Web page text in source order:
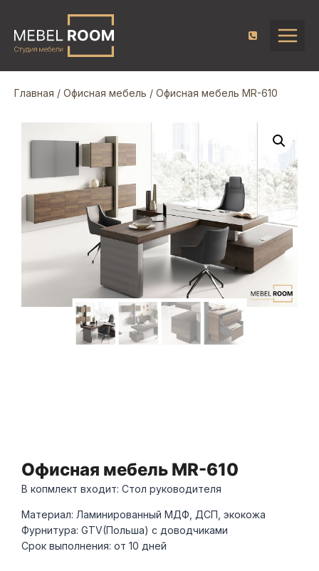
Главная / Офисная мебель / Офисная мебель MR-610
Офисная мебель MR-610
В копмлект входит: Стол руководителя
Материал: Ламинированный МДФ, ДСП, экокожа
Фурнитура: GTV(Польша) с доводчиками
Срок выполнения: от 10 дней